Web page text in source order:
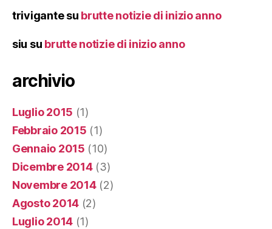
trivigantesu brutte notizie di inizio anno
siu su brutte notizie di inizio anno
archivio
Luglio 2015 (1)
Febbraio 2015 (1)
Gennaio 2015 (10)
Dicembre 2014(3)
Novembre 2014(2)
Agosto 2014 (2)
Luglio 2014 (1)